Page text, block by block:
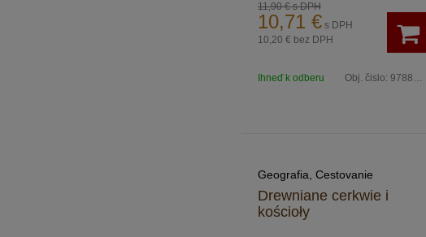
11,90 €s DPH
10,71 € s DPH
10,20 € bez DPH
Ihneď k odberu Obj. čislo: 9788099956163
Geografia, Cestovanie
Drewniane cerkwie i
kościoły